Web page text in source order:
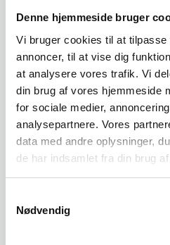
Denne hjemmeside bruger
Vi bruger cookies til at tilpasse
annoncer, til at vise dig
at analysere vores trafik. Vi
din brug af vores hjemmeside
for sociale medier,
analysepartnere. Vores
data med andre oplysninger,
de har indsamlet fra din brug
Nødvendig